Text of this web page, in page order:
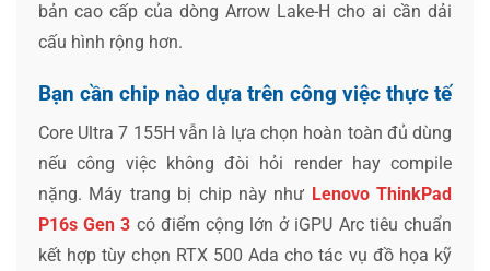
bản cao cấp của dòng Arrow Lake-H cho ai cần dải
cấu hình rộng hơn.
Bạn cần chip nào dựa trên công việc thực tế
Core Ultra 7 155H vẫn là lựa chọn hoàn toàn đủ dùng
nếu công việc không đòi hỏi render hay compile
nặng. Máy trang bị chip này như Lenovo ThinkPad
P16s Gen 3 có điểm cộng lớn ở iGPU Arc tiêu chuẩn
kết hợp tùy chọn RTX 500 Ada cho tác vụ đồ họa kỹ